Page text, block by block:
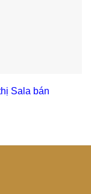
Sala bán